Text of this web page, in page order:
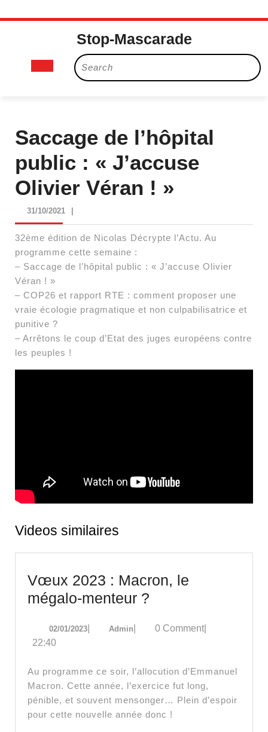
Skip
Stop-Mascarade
Open
Search
for:
Saccage de l’hôpital
public : « J’accuse
Olivier Véran ! »
31/10/202131/10/2021
32ème édition de Nicolas Décrypte l’Actu. Au
programme cette semaine :
– Saccage de l’hôpital public : « J’accuse Olivier
Véran ! »
– COP26 et rapport RTE : comment proposer une
vraie écologie pragmatique et non culpabilisatrice et
punitive ?
– Arrêtons le coup d’Etat des juges européens contre
les peuples !
Videos similaires
Vœux 2023 : Macron, le
mégalo-menteur ?
le
mégalo-
menteur
?
02/01/202302/01/2023
AdminAdmin0 Comment
22:40
Au programme ce soir, l’allocution d’Emmanuel
Macron. Cette année, l’exercice fut long,
pénible, et souvent mensonger… Plein d’espoir
pour cette nouvelle année donc !